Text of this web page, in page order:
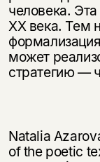
человека.
XX века. Тем
может
стратегию —
Natalia
of the poetic